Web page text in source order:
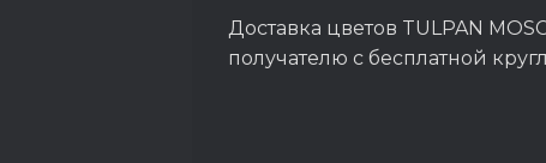
Доставка цветов TULPAN
получателю с бесплатной